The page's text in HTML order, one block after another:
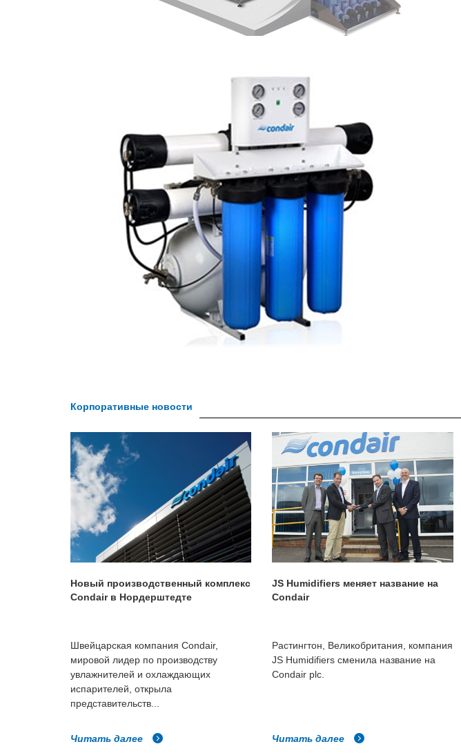
Корпоративные новости
Новый производственный комплекс
Condair в Нордерштедте
Швейцарская компания Condair,
мировой лидер по производству
увлажнителей и охлаждающих
испарителей, открыла
представительств...
Читать далее
JS Humidifiers меняет название на
Condair
Растингтон, Великобритания, компания
JS Humidifiers сменила название на
Condair plc.
Читать далее